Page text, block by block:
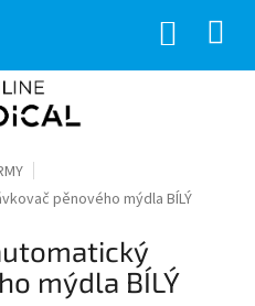
pěnového mýdla BÍLÝ
mýdla BÍLÝ